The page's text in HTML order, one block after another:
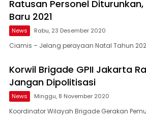
Ratusan Personel
Baru 2021
News Rabu, 23 Desember 2020
Ciamis – Jelang perayaan Natal Tahun
Korwil Brigade GPII Jakarta
Jangan Dipolitisasi
News Minggu, 8 November 2020
Koordinator Wilayah Brigade Gerakan